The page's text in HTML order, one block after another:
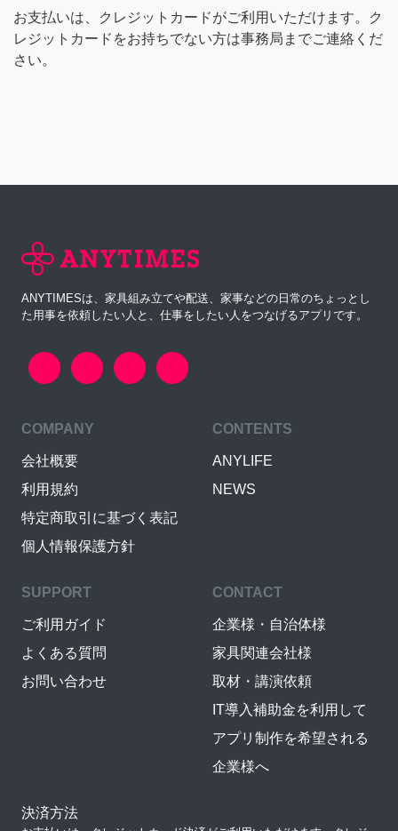
お支払いは、クレジットカードがご利用いただけます。ク
レジットカードをお持ちでない方は事務局までご連絡くだ
さい。
ANYTIMESは、家具組み立てや配送、家事などの日常のちょっとし
た用事を依頼したい人と、仕事をしたい人をつなげるアプリです。
COMPANY
会社概要
利用規約
特定商取引に基づく表記
個人情報保護方針
CONTENTS
ANYLIFE
NEWS
SUPPORT
ご利用ガイド
よくある質問
お問い合わせ
CONTACT
企業様・自治体様
家具関連会社様
取材・講演依頼
IT導入補助金を利用して
アプリ制作を希望される
企業様へ
決済方法